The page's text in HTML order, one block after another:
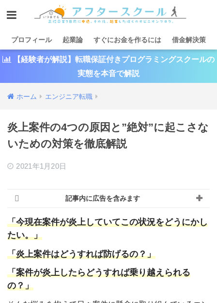
プロフィール 起業論 すぐにお金を作るには 借金解決策
【経験者が解説】転職保証付きプログラミングスクールの
実態を本音で解説
ホーム エンジニア転職
炎上案件の4つの原因と”絶対”に起こさな
いための対策を徹底解説
2021年1月20日
記事内に広告を含みます
「今現在案件が炎上していてこの状況をどうにかし
たい。」
「炎上案件はどうすれば防げるの？」
「案件が炎上したらどうすれば乗り越えられる
の？」